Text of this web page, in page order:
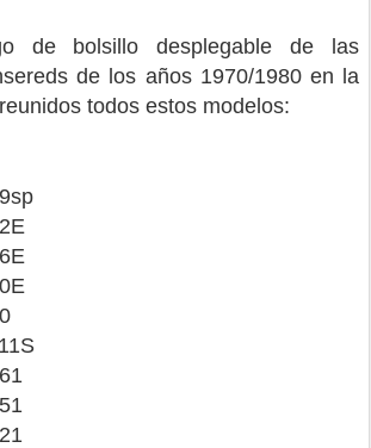
de bolsillo desplegable de las
de los años 1970/1980 en la
todos estos modelos: